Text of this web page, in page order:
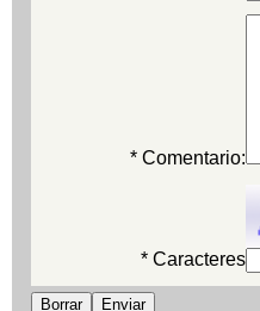
* Comentario:
* Caracteres